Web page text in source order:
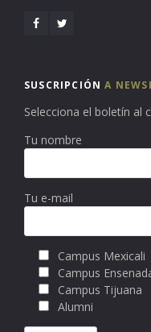
SUSCRIPCIÓNA
Selecciona el boletín al
Tu nombre
Tu e-mail
Campus Mexicali
Campus
Campus Tijuana
Alumni